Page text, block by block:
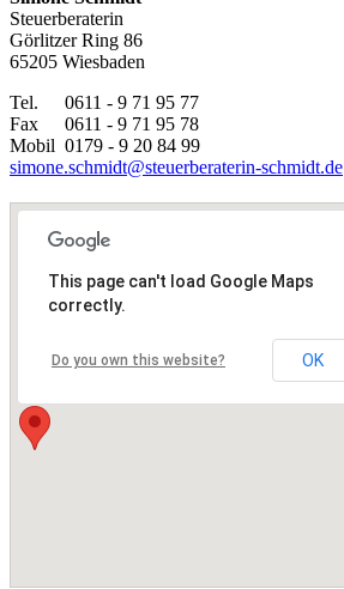
Steuerberaterin
Görlitzer Ring 86
65205 Wiesbaden
Tel.
0611 - 9 71 95 77
Fax
0611 - 9 71 95 78
Mobil 0179 - 9 20 84 99
simone.schmidt@steuerberaterin-schmidt.de
This page can't load Google Maps
correctly.
Do you own this website? OK